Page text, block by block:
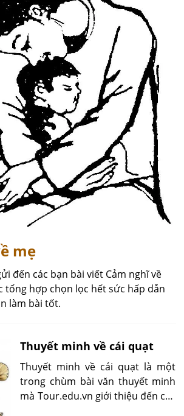
mẹ
đến các bạn bài viết Cảm nghĩ về
tổng hợp chọn lọc hết sức hấp dẫn
làm bài tốt.
Thuyết minh về cái quạt
Thuyết minh về cái quạt là một
trong chùm bài văn thuyết minh
mà Tour.edu.vn giới thiệu đến các